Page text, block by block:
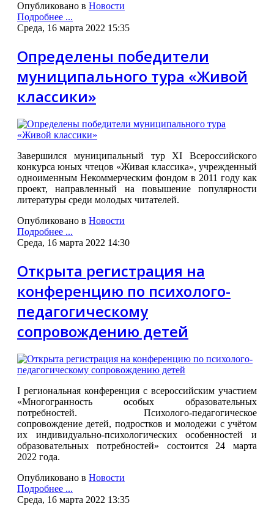
Опубликовано в Новости
Подробнее ...
Среда, 16 марта 2022 15:35
Определены победители
муниципального тура «Живой
классики»
Завершился муниципальный тур XI Всероссийского
конкурса юных чтецов «Живая классика», учрежденный
одноименным Некоммерческим фондом в 2011 году как
проект, направленный на повышение популярности
литературы среди молодых читателей.
Опубликовано в Новости
Подробнее ...
Среда, 16 марта 2022 14:30
Открыта регистрация на
конференцию по психолого-
педагогическому
сопровождению детей
I региональная конференция с всероссийским участием
«Многогранность особых образовательных
потребностей. Психолого-педагогическое
сопровождение детей, подростков и молодежи с учётом
их индивидуально-психологических особенностей и
образовательных потребностей» состоится 24 марта
2022 года.
Опубликовано в Новости
Подробнее ...
Среда, 16 марта 2022 13:35